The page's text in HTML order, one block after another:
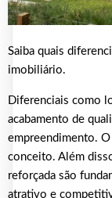
Saiba quais
imobiliário.
Diferenciais como
acabamento de
empreendimento. O
conceito. Além
reforçada são
atrativo e